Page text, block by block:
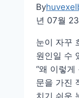
By
년 07월
눈이 자꾸
원인일 수
“왜 이렇게
문을 가진
치기 쉬운